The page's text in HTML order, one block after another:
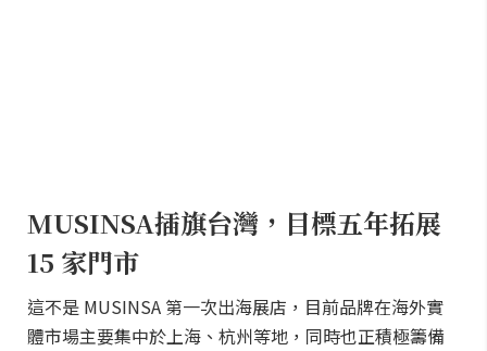
MUSINSA插旗台灣，目標五年拓展
15 家門市
這不是 MUSINSA 第一次出海展店，目前品牌在海外實
體市場主要集中於上海、杭州等地，同時也正積極籌備